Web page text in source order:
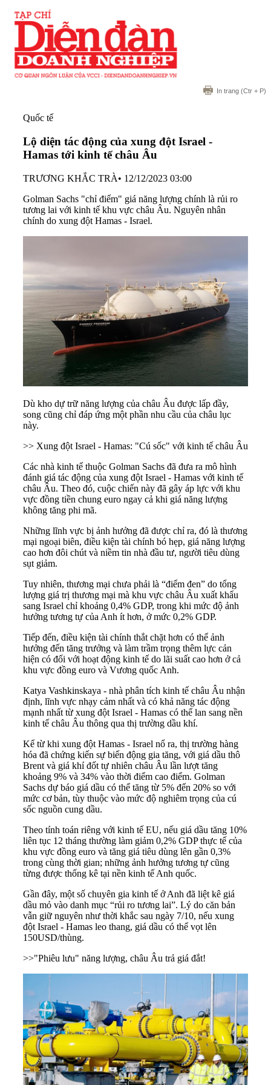
In trang (Ctr + P)
Quốc tế
Lộ diện tác động của xung đột Israel -
Hamas tới kinh tế châu Âu
TRƯƠNG KHẮC TRÀ• 12/12/2023 03:00
Golman Sachs "chỉ điểm" giá năng lượng chính là rủi ro
tương lai với kinh tế khu vực châu Âu. Nguyên nhân
chính do xung đột Hamas - Israel.
Dù kho dự trữ năng lượng của châu Âu được lấp đầy,
song cũng chỉ đáp ứng một phần nhu cầu của châu lục
này.
>> Xung đột Israel - Hamas: "Cú sốc" với kinh tế châu Âu
Các nhà kinh tế thuộc Golman Sachs đã đưa ra mô hình
đánh giá tác động của xung đột Israel - Hamas với kinh tế
châu Âu. Theo đó, cuộc chiến này đã gây áp lực với khu
vực đồng tiền chung euro ngay cả khi giá năng lượng
không tăng phi mã.
Những lĩnh vực bị ảnh hưởng đã được chỉ ra, đó là thương
mại ngoại biên, điều kiện tài chính bó hẹp, giá năng lượng
cao hơn đôi chút và niềm tin nhà đầu tư, người tiêu dùng
sụt giảm.
Tuy nhiên, thương mại chưa phải là “điểm đen” do tổng
lượng giá trị thương mại mà khu vực châu Âu xuất khẩu
sang Israel chỉ khoảng 0,4% GDP, trong khi mức độ ảnh
hưởng tương tự của Anh ít hơn, ở mức 0,2% GDP.
Tiếp đến, điều kiện tài chính thắt chặt hơn có thể ảnh
hưởng đến tăng trưởng và làm trầm trọng thêm lực cản
hiện có đối với hoạt động kinh tế do lãi suất cao hơn ở cả
khu vực đồng euro và Vương quốc Anh.
Katya Vashkinskaya - nhà phân tích kinh tế châu Âu nhận
định, lĩnh vực nhạy cảm nhất và có khả năng tác động
mạnh nhất từ xung đột Israel - Hamas có thể lan sang nền
kinh tế châu Âu thông qua thị trường dầu khí.
Kể từ khi xung đột Hamas - Israel nổ ra, thị trường hàng
hóa đã chứng kiến sự biến động gia tăng, với giá dầu thô
Brent và giá khí đốt tự nhiên châu Âu lần lượt tăng
khoảng 9% và 34% vào thời điểm cao điểm. Golman
Sachs dự báo giá dầu có thể tăng từ 5% đến 20% so với
mức cơ bản, tùy thuộc vào mức độ nghiêm trọng của cú
sốc nguồn cung dầu.
Theo tính toán riêng với kinh tế EU, nếu giá dầu tăng 10%
liên tục 12 tháng thường làm giảm 0,2% GDP thực tế của
khu vực đồng euro và tăng giá tiêu dùng lên gần 0,3%
trong cùng thời gian; những ảnh hưởng tương tự cũng
từng được thống kê tại nền kinh tế Anh quốc.
Gần đây, một số chuyên gia kinh tế ở Anh đã liệt kê giá
dầu mỏ vào danh mục “rủi ro tương lai”. Lý do căn bản
vẫn giữ nguyên như thời khắc sau ngày 7/10, nếu xung
đột Israel - Hamas leo thang, giá dầu có thể vọt lên
150USD/thùng.
>>"Phiêu lưu" năng lượng, châu Âu trả giá đắt!